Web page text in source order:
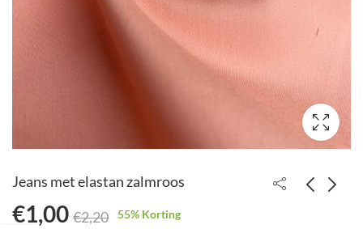
Jeans met elastan zalmroos
€1,00 €2,20 55% Korting